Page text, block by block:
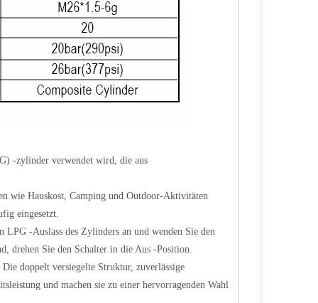
-zylinder verwendet wird, die aus
wie Hauskost, Camping und Outdoor-Aktivitäten
eingesetzt.
-Auslass des Zylinders an und wenden Sie den
drehen Sie den Schalter in die Aus -Position.
doppelt versiegelte Struktur, zuverlässige
und machen sie zu einer hervorragenden Wahl